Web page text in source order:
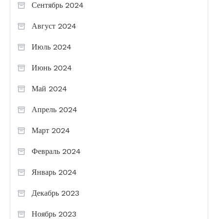
Сентябрь 2024
Август 2024
Июль 2024
Июнь 2024
Май 2024
Апрель 2024
Март 2024
Февраль 2024
Январь 2024
Декабрь 2023
Ноябрь 2023